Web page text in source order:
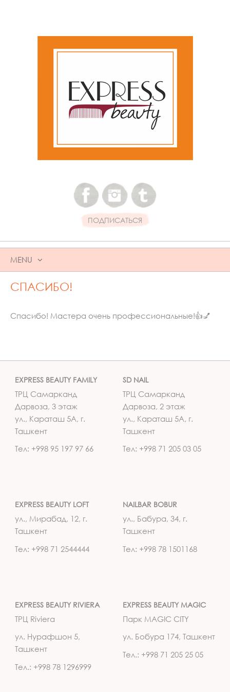
ПОДПИСАТЬСЯ
MENU
SKIP
TO
СПАСИБО!
Спасибо! Мастера очень профессиональные!👍💅
EXPRESS BEAUTY FAMILY
ТРЦ Самарканд
Дарвоза, 3 этаж
ул., Караташ 5А, г.
Ташкент
Тел: +998 95 197 97 66
SD NAIL
ТРЦ Самарканд
Дарвоза, 2 этаж
ул., Караташ 5А, г.
Ташкент
Тел: +998 71 205 03 05
EXPRESS BEAUTY LOFT
ул., Мирабад, 12, г.
Ташкент
Тел: +998 71 2544444
NAILBAR BOBUR
ул., Бабура, 34, г.
Ташкент
Тел: +998 78 1501168
EXPRESS BEAUTY RIVIERA
ТРЦ Riviera
ул. Нурафшон 5,
Ташкент
Тел.: +998 78 1296999
EXPRESS BEAUTY MAGIC
Парк MAGIC CITY
ул. Бобура 174, Ташкент
Тел.: +998 71 205 25 05